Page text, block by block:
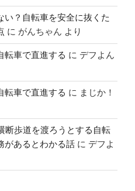
い？自転車を安全に抜くた
に がんちゃん より
転車で直進する に デフよん
転車で直進する に まじか！
断歩道を渡ろうとする自転
があるとわかる話 に デフよ